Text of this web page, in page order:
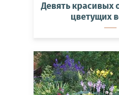
Девять красивых
цветущих